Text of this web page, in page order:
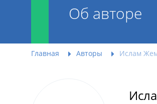
Об авторе
Главная Авторы Ислам